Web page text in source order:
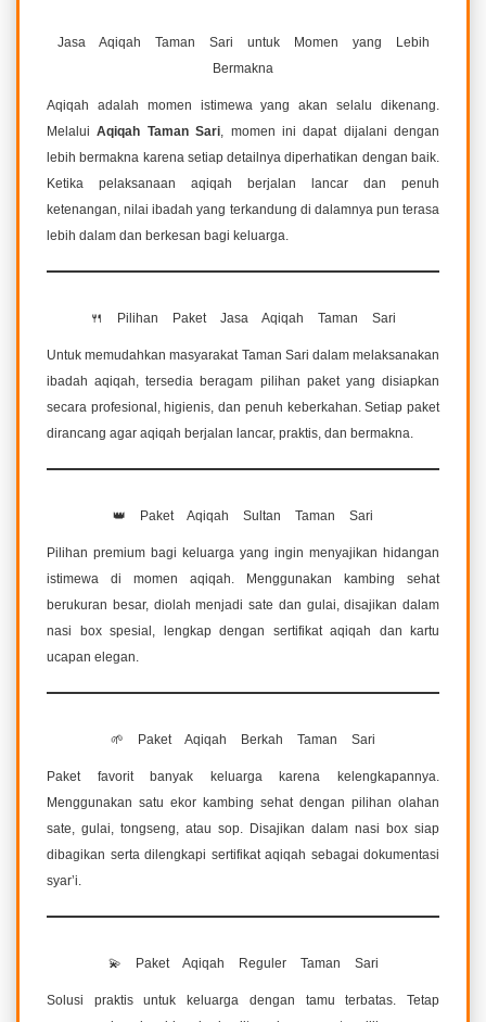
Jasa Aqiqah Taman Sari untuk Momen yang Lebih
Bermakna
Aqiqah adalah momen istimewa yang akan selalu dikenang.
MelaluiAqiqah Taman Sari , momen ini dapat dijalani dengan
lebih bermakna karena setiap detailnya diperhatikan dengan baik.
Ketika pelaksanaan aqiqah berjalan lancar dan penuh
ketenangan, nilai ibadah yang terkandung di dalamnya pun terasa
lebih dalam dan berkesan bagi keluarga.
🍴 Pilihan Paket Jasa Aqiqah Taman Sari
Untuk memudahkan masyarakat Taman Sari dalam melaksanakan
ibadah aqiqah, tersedia beragam pilihan paket yang disiapkan
secara profesional, higienis, dan penuh keberkahan. Setiap paket
dirancang agar aqiqah berjalan lancar, praktis, dan bermakna.
👑 Paket Aqiqah Sultan Taman Sari
Pilihan premium bagi keluarga yang ingin menyajikan hidangan
istimewa di momen aqiqah. Menggunakan kambing sehat
berukuran besar, diolah menjadi sate dan gulai, disajikan dalam
nasi box spesial, lengkap dengan sertifikat aqiqah dan kartu
ucapan elegan.
🌱 Paket Aqiqah Berkah Taman Sari
Paket favorit banyak keluarga karena kelengkapannya.
Menggunakan satu ekor kambing sehat dengan pilihan olahan
sate, gulai, tongseng, atau sop. Disajikan dalam nasi box siap
dibagikan serta dilengkapi sertifikat aqiqah sebagai dokumentasi
syar’i.
💫 Paket Aqiqah Reguler Taman Sari
Solusi praktis untuk keluarga dengan tamu terbatas. Tetap